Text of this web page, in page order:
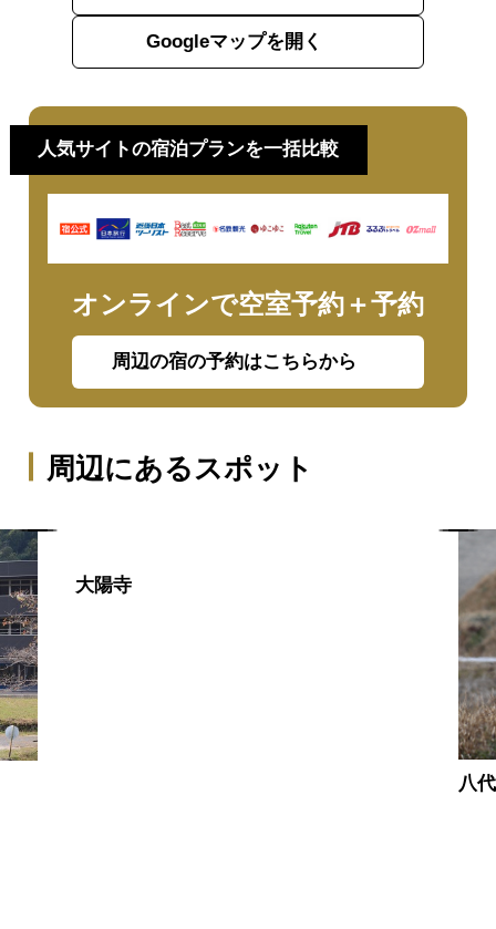
Googleマップを開く
人気サイトの宿泊プランを一括比較
オンラインで空室予約＋予約
周辺の宿の予約はこちらから
周辺にあるスポット
大陽寺
八